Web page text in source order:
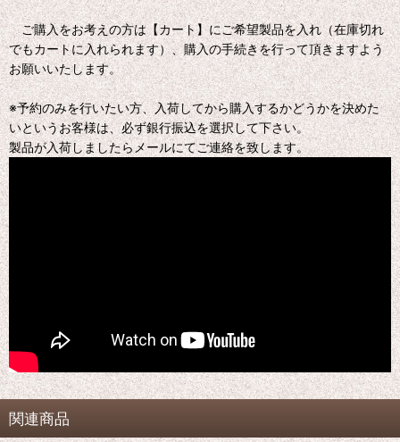
ご購入をお考えの方は【カート】にご希望製品を入れ（在庫切れ
でもカートに入れられます）、購入の手続きを行って頂きますよう
お願いいたします。
※予約のみを行いたい方、入荷してから購入するかどうかを決めた
いというお客様は、必ず銀行振込を選択して下さい。
製品が入荷しましたらメールにてご連絡を致します。
関連商品